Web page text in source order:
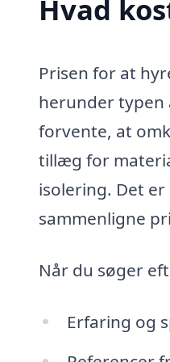
Hvad
Prisen for at
herunder typen
forvente, at
tillæg for
isolering. Det
sammenligne
Når du søger
Erfaring og